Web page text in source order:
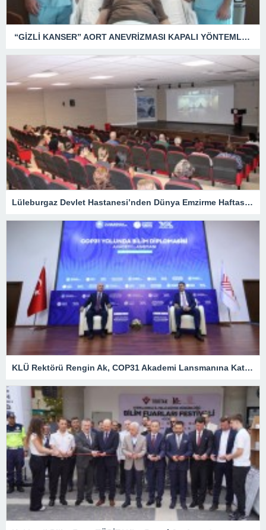
“GİZLİ KANSER” AORT ANEVRİZMASI KAPALI YÖNTEMLE TEDAVİ EDİLDİ
Lüleburgaz Devlet Hastanesi’nden Dünya Emzirme Haftası Katılımı
KLÜ Rektörü Rengin Ak, COP31 Akademi Lansmanına Katıldı